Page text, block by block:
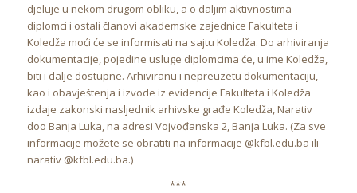
djeluje u nekom drugom obliku, a o daljim aktivnostima
diplomci i ostali članovi akademske zajednice Fakulteta i
Koledža moći će se informisati na sajtu Koledža. Do arhiviranja
dokumentacije, pojedine usluge diplomcima će, u ime Koledža,
biti i dalje dostupne. Arhiviranu i nepreuzetu dokumentaciju,
kao i obavještenja i izvode iz evidencije Fakulteta i Koledža
izdaje zakonski nasljednik arhivske građe Koledža, Narativ
doo Banja Luka, na adresi Vojvođanska 2, Banja Luka. (Za sve
informacije možete se obratiti na informacije @kfbl.edu.ba ili
narativ @kfbl.edu.ba.)
***